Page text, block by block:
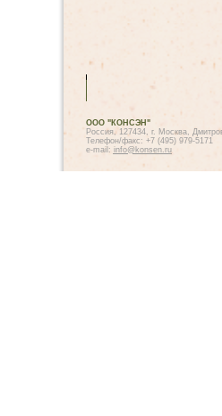
ООО "КОНСЭН"
Россия, 127434, г. Москва,
Телефон/факс: +7 (495) 979-5171
e-mail: info@konsen.ru